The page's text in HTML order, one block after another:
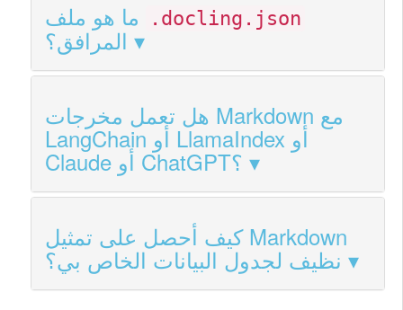
.docling.json
المرافق؟
هل تعمل مخرجات Markdown مع
LangChain أو LlamaIndex أو
Claude أو ChatGPT؟
كيف أحصل على تمثيل Markdown
نظيف لجدول البيانات الخاص بي؟